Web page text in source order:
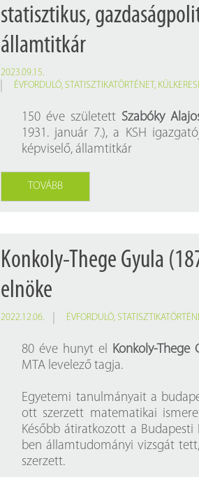
statisztikus,
államtitkár
2023.09.15.
ÉVFORDULÓ,STATISZTIKATÖRTÉNET,
150 éve született Szabóky
1931. január 7.), a KSH
képviselő, államtitkár
TOVÁBB
Konkoly-Thege Gyula
elnöke
2022.12.06. ÉVFORDULÓ,
80 éve hunyt el Konkoly-Thege
MTA levelező tagja.
Egyetemi tanulmányait a
ott szerzett matematikai
Később átiratkozott a Budapesti
ben államtudományi vizsgát
szerzett.